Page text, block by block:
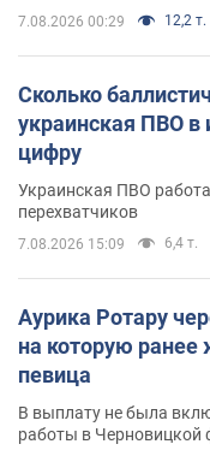
7.08.2026 00:29 12,2 т.
Сколько
украинская ПВО
цифру
Украинская ПВО
перехватчиков
7.08.2026 15:09 6,4 т.
Аурика Ротару
на которую ранее
певица
В выплату не была
работы в Черновицкой